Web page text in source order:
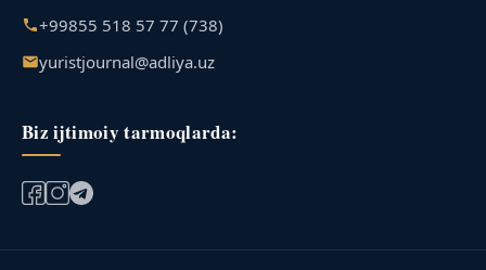
+99855 518 57 77 (738)
yuristjournal@adliya.uz
Biz ijtimoiy tarmoqlarda: